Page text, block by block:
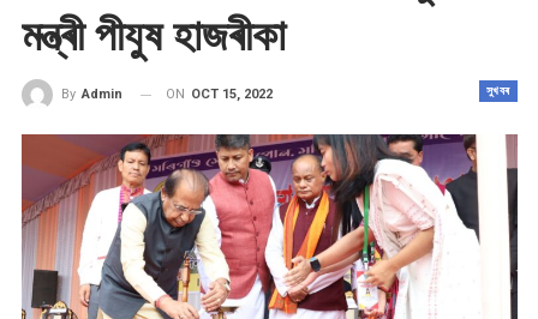
মন্ত্ৰী পীযুষ হাজৰীকা
সুখবৰ
By Admin ON OCT 15, 2022